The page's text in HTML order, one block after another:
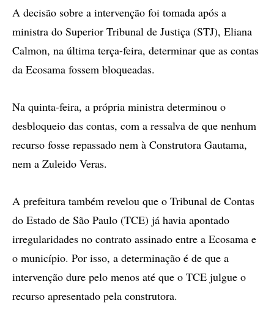
A decisão sobre a intervenção foi tomada após a
ministra do Superior Tribunal de Justiça (STJ), Eliana
Calmon, na última terça-feira, determinar que as contas
da Ecosama fossem bloqueadas.
Na quinta-feira, a própria ministra determinou o
desbloqueio das contas, com a ressalva de que nenhum
recurso fosse repassado nem à Construtora Gautama,
nem a Zuleido Veras.
A prefeitura também revelou que o Tribunal de Contas
do Estado de São Paulo (TCE) já havia apontado
irregularidades no contrato assinado entre a Ecosama e
o município. Por isso, a determinação é de que a
intervenção dure pelo menos até que o TCE julgue o
recurso apresentado pela construtora.